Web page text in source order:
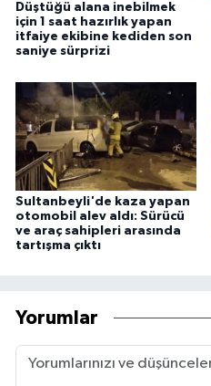
Düştüğü alana inebilmek
için 1 saat hazırlık yapan
itfaiye ekibine kediden son
saniye sürprizi
Sultanbeyli'de kaza yapan
otomobil alev aldı: Sürücü
ve araç sahipleri arasında
tartışma çıktı
Yorumlar